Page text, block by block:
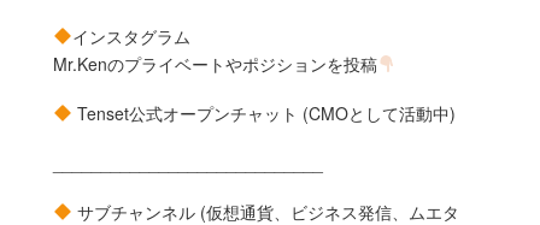
インスタグラム
Mr.Kenのプライベートやポジションを投稿
Tenset公式オープンチャット (CMOとして活動中)
サブチャンネル (仮想通貨、ビジネス発信、ムエタ